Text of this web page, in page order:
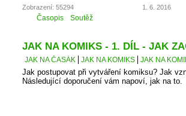
Zobrazení: 55294 1. 6. 2016
Časopis Soutěž
JAK NA KOMIKS - 1. DÍL - JAK
JAK NA ČASÁK JAK NA KOMIKS JAK NA
Jak postupovat při vytváření komiksu? Jak
Následující doporučení vám napoví, jak na to.